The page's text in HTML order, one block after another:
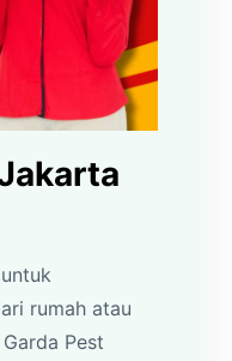
rumah atau
Pest